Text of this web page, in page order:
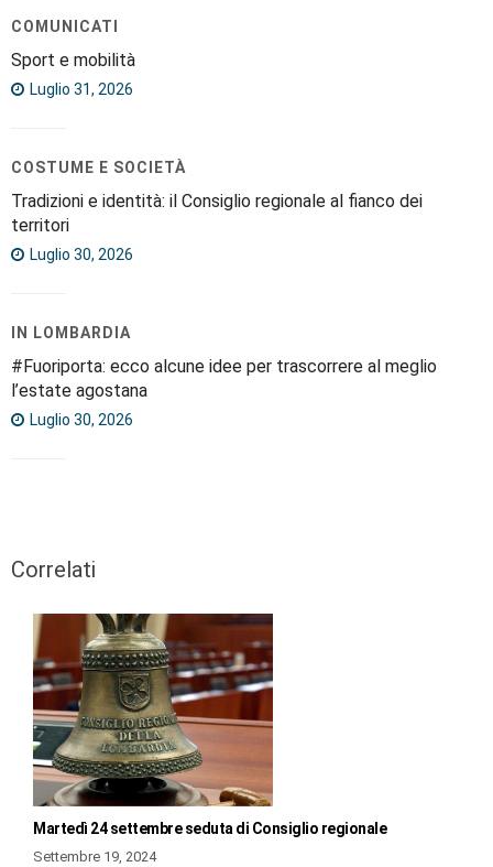
COMUNICATI
Sport e mobilità
Luglio 31, 2026
COSTUME E SOCIETÀ
Tradizioni e identità: il Consiglio regionale al fianco dei
territori
Luglio 30, 2026
IN LOMBARDIA
#Fuoriporta: ecco alcune idee per trascorrere al meglio
l’estate agostana
Luglio 30, 2026
Correlati
Martedì 24 settembre seduta di Consiglio regionale
Settembre 19, 2024